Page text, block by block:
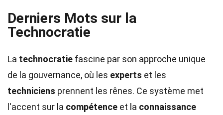
Derniers Mots sur la
Technocratie
La technocratie fascine par son approche unique
de la gouvernance, où les experts et les
techniciens prennent les rênes. Ce système met
l'accent sur la compétence et la connaissance